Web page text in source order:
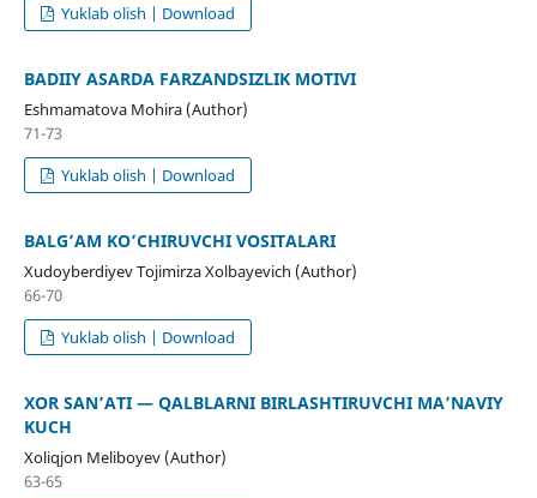
Yuklab olish | Download
BADIIY ASARDA FARZANDSIZLIK MOTIVI
Eshmamatova Mohira (Author)
71-73
Yuklab olish | Download
BALG’AM KO’CHIRUVCHI VOSITALARI
Xudoyberdiyev Tojimirza Xolbayevich (Author)
66-70
Yuklab olish | Download
XOR SAN’ATI — QALBLARNI BIRLASHTIRUVCHI MA’NAVIY
KUCH
Xoliqjon Meliboyev (Author)
63-65